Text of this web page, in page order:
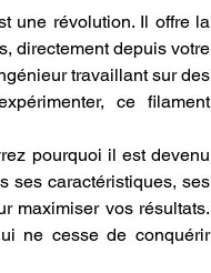
une révolution. Il offre la
directement depuis votre
travaillant sur des
ce filament
pourquoi il est devenu
ses caractéristiques, ses
maximiser vos résultats.
ne cesse de conquérir